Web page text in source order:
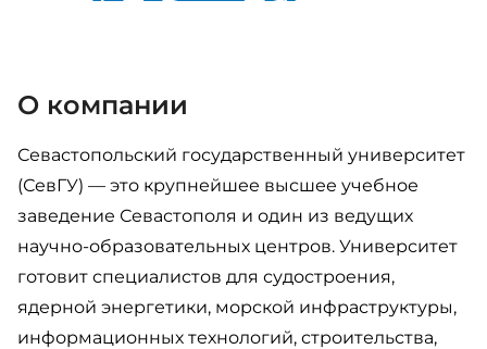
О компании
Севастопольский государственный университет
(СевГУ) — это крупнейшее высшее учебное
заведение Севастополя и один из ведущих
научно-образовательных центров. Университет
готовит специалистов для судостроения,
ядерной энергетики, морской инфраструктуры,
информационных технологий, строительства,